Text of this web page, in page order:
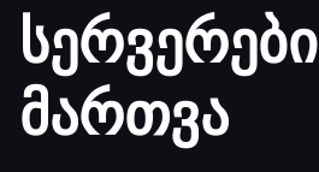
მართვა